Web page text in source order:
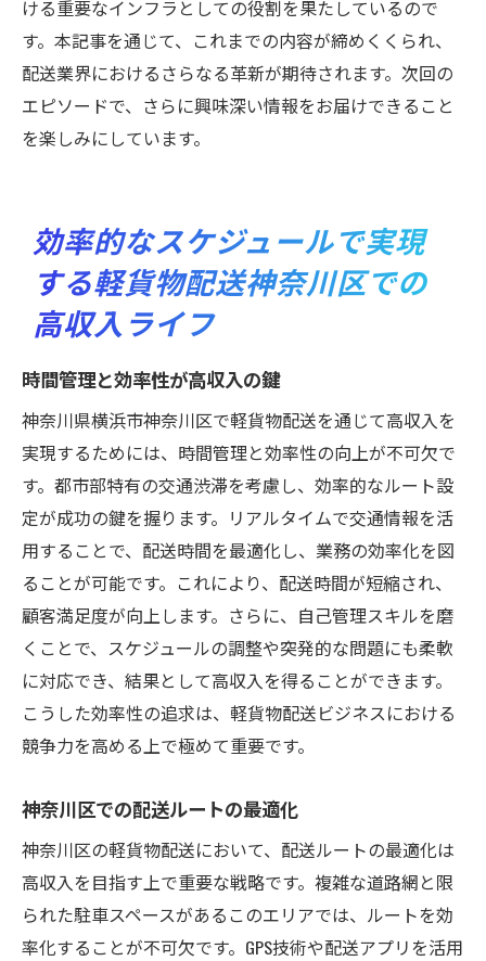
ける重要なインフラとしての役割を果たしているので
す。本記事を通じて、これまでの内容が締めくくられ、
配送業界におけるさらなる革新が期待されます。次回の
エピソードで、さらに興味深い情報をお届けできること
を楽しみにしています。
効率的なスケジュールで実現
する軽貨物配送神奈川区での
高収入ライフ
時間管理と効率性が高収入の鍵
神奈川県横浜市神奈川区で軽貨物配送を通じて高収入を
実現するためには、時間管理と効率性の向上が不可欠で
す。都市部特有の交通渋滞を考慮し、効率的なルート設
定が成功の鍵を握ります。リアルタイムで交通情報を活
用することで、配送時間を最適化し、業務の効率化を図
ることが可能です。これにより、配送時間が短縮され、
顧客満足度が向上します。さらに、自己管理スキルを磨
くことで、スケジュールの調整や突発的な問題にも柔軟
に対応でき、結果として高収入を得ることができます。
こうした効率性の追求は、軽貨物配送ビジネスにおける
競争力を高める上で極めて重要です。
神奈川区での配送ルートの最適化
神奈川区の軽貨物配送において、配送ルートの最適化は
高収入を目指す上で重要な戦略です。複雑な道路網と限
られた駐車スペースがあるこのエリアでは、ルートを効
率化することが不可欠です。GPS技術や配送アプリを活用